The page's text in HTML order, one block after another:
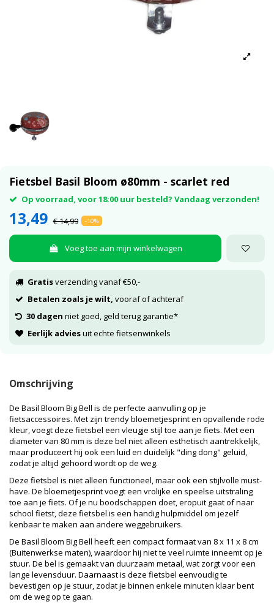
Fietsbel Basil Bloom ø80mm - scarlet red
Op voorraad, voor 18:00 uur besteld? Vandaag verzonden!
13,49 € 14,99 -10%
Voeg toe aan mijn winkelwagen
Gratisverzending vanaf €50,-
Betalen zoals je wilt, vooraf of achteraf
30 dagen niet goed, geld terug garantie*
Eerlijk adviesuit echte fietsenwinkels
Omschrijving
De Basil Bloom Big Bell is de perfecte aanvulling op je
fietsaccessoires. Met zijn trendy bloemetjesprint en opvallende rode
kleur, voegt deze fietsbel een vleugje stijl toe aan je fiets. Met een
diameter van 80 mm is deze bel niet alleen esthetisch aantrekkelijk,
maar produceert hij ook een luid en duidelijk "ding dong" geluid,
zodat je altijd gehoord wordt op de weg.
Deze fietsbel is niet alleen functioneel, maar ook een stijlvolle must-
have. De bloemetjesprint voegt een vrolijke en speelse uitstraling
toe aan je fiets. Of je nu boodschappen doet, eropuit gaat of naar
school fietst, deze fietsbel is een handig hulpmiddel om jezelf
kenbaar te maken aan andere weggebruikers.
De Basil Bloom Big Bell heeft een compact formaat van 8 x 11 x 8 cm
(Buitenwerkse maten), waardoor hij niet te veel ruimte inneemt op je
stuur. De bel is gemaakt van duurzaam metaal, wat zorgt voor een
lange levensduur. Daarnaast is deze fietsbel eenvoudig te
bevestigen op je stuur, zodat je binnen enkele minuten klaar bent
om de weg op te gaan.